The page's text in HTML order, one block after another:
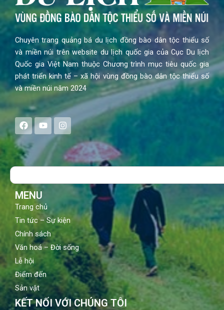
Chuyên trang quảng bá du lịch đồng bào dân tộc thiểu số
và miền núi trên website du lịch quốc gia của Cục Du lịch
Quốc gia Việt Nam thuộc Chương trình mục tiêu quốc gia
phát triển kinh tế – xã hội vùng đồng bào dân tộc thiểu số
và miền núi năm 2024
F
a
c
e
b
o
Y
o
u
t
u
b
I
n
s
a
g
Search
MENU
Trang chủ
Tin tức – Sự kiện
Chính sách
Văn hoá – Đời sống
Lễ hội
Điểm đến
Sản vật
KẾT NỐI VỚI CHÚNG TÔI